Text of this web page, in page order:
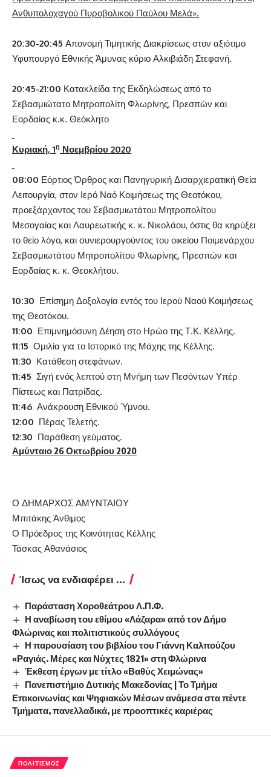
Ανθυπολοχαγού Πυροβολικού Παύλου Μελά».
20:30-20:45 Απονομή Τιμητικής Διακρίσεως στον αξιότιμο
Υφυπουργό Εθνικής Άμυνας κύριο Αλκιβιάδη Στεφανή.
20:45-21:00 Κατακλείδα της Εκδηλώσεως από το
Σεβασμιώτατο Μητροπολίτη Φλωρίνης, Πρεσπών και
Εορδαίας κ.κ. Θεόκλητο
Κυριακή, 1η Νοεμβρίου 2020
08:00 Εόρτιος Όρθρος και Πανηγυρική Δισαρχιερατική Θεία
Λειτουργία, στον Ιερό Ναό Κοιμήσεως της Θεοτόκου,
προεξάρχοντος του Σεβασμιωτάτου Μητροπολίτου
Μεσογαίας και Λαυρεωτικής κ. κ. Νικολάου, όστις θα κηρύξει
το θείο λόγο, και συνιερουργούντος του οικείου Ποιμενάρχου
Σεβασμιωτάτου Μητροπολίτου Φλωρίνης, Πρεσπών και
Εορδαίας κ. κ. Θεοκλήτου.
10:30 Επίσημη Δοξολογία εντός του Ιερού Ναού Κοιμήσεως
της Θεοτόκου.
11:00 Επιμνημόσυνη Δέηση στο Ηρώο της Τ.Κ. Κέλλης.
11:15 Ομιλία για το Ιστορικό της Μάχης της Κέλλης.
11:30 Κατάθεση στεφάνων.
11:45 Σιγή ενός λεπτού στη Μνήμη των Πεσόντων Υπέρ
Πίστεως και Πατρίδας.
11:46 Ανάκρουση Εθνικού Ύμνου.
12:00 Πέρας Τελετής.
12:30 Παράθεση γεύματος.
Αμύνταιο 26 Οκτωβρίου 2020
Ο ΔΗΜΑΡΧΟΣ ΑΜΥΝΤΑΙΟΥ
Μπιτάκης Άνθιμος
Ο Πρόεδρος της Κοινότητας Κέλλης
Τάσκας Αθανάσιος
Ίσως να ενδιαφέρει ...
Παράσταση Χοροθεάτρου Λ.Π.Φ.
Η αναβίωση του εθίμου «Λάζαρα» από τον Δήμο
Φλώρινας και πολιτιστικούς συλλόγους
Η παρουσίαση του βιβλίου του Γιάννη Καλπούζου
«Ραγιάς. Μέρες και Νύχτες 1821» στη Φλώρινα
Έκθεση έργων με τίτλο «Βαθύς Χειμώνας»
Πανεπιστήμιο Δυτικής Μακεδονίας | Το Τμήμα
Επικοινωνίας και Ψηφιακών Μέσων ανάμεσα στα πέντε
Τμήματα, πανελλαδικά, με προοπτικές καριέρας
ΠΟΛΙΤΙΣΜΌΣ